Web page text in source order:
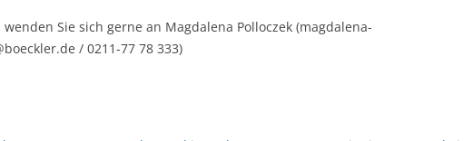
wenden Sie sich gerne an Magdalena Polloczek (magdalena-
/ 0211-77 78 333)